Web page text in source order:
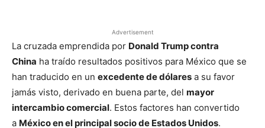
Advertisement
La cruzada emprendida por Donald Trump contra
China ha traído resultados positivos para México que se
han traducido en un excedente de dólares a su favor
jamás visto, derivado en buena parte, del mayor
intercambio comercial. Estos factores han convertido
a México en el principal socio de Estados Unidos.